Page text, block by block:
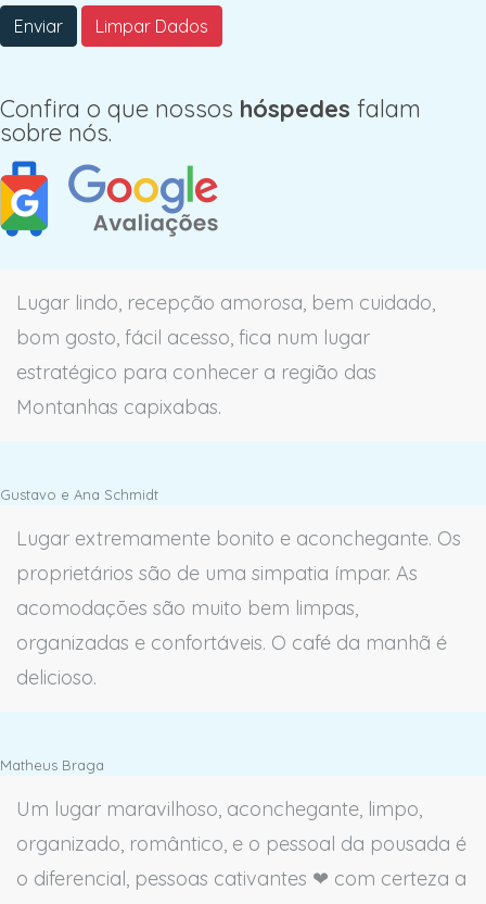
Enviar Limpar Dados
Confira o que nossos hóspedes falam
sobre nós.
Lugar lindo, recepção amorosa, bem cuidado,
bom gosto, fácil acesso, fica num lugar
estratégico para conhecer a região das
Montanhas capixabas.
Gustavo e Ana Schmidt
Lugar extremamente bonito e aconchegante. Os
proprietários são de uma simpatia ímpar. As
acomodações são muito bem limpas,
organizadas e confortáveis. O café da manhã é
delicioso.
Matheus Braga
Um lugar maravilhoso, aconchegante, limpo,
organizado, romântico, e o pessoal da pousada é
o diferencial, pessoas cativantes ❤ com certeza a